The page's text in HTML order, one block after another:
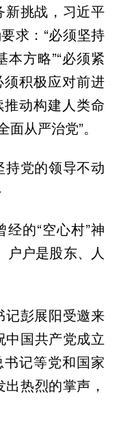
新挑战，习近平
求：“必须坚持
方略”“必须紧
须积极应对前进
推动构建人类命
从严治党”。
党的领导不动
的“空心村”神
户户是股东、人
记彭展阳受邀来
国共产党成立
记等党和国家
热烈的掌声，